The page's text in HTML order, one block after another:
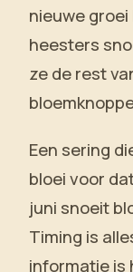
nieuwe
heesters
ze de rest
Een sering
bloei voor
juni snoeit
Timing is
informatie is